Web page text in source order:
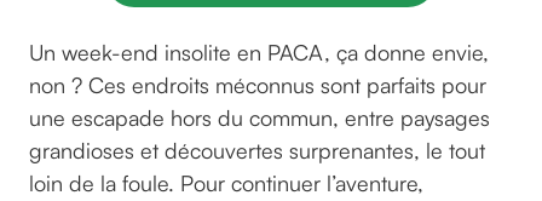
Un week-end insolite en PACA, ça donne envie,
non ? Ces endroits méconnus sont parfaits pour
une escapade hors du commun, entre paysages
grandioses et découvertes surprenantes, le tout
loin de la foule. Pour continuer l’aventure,